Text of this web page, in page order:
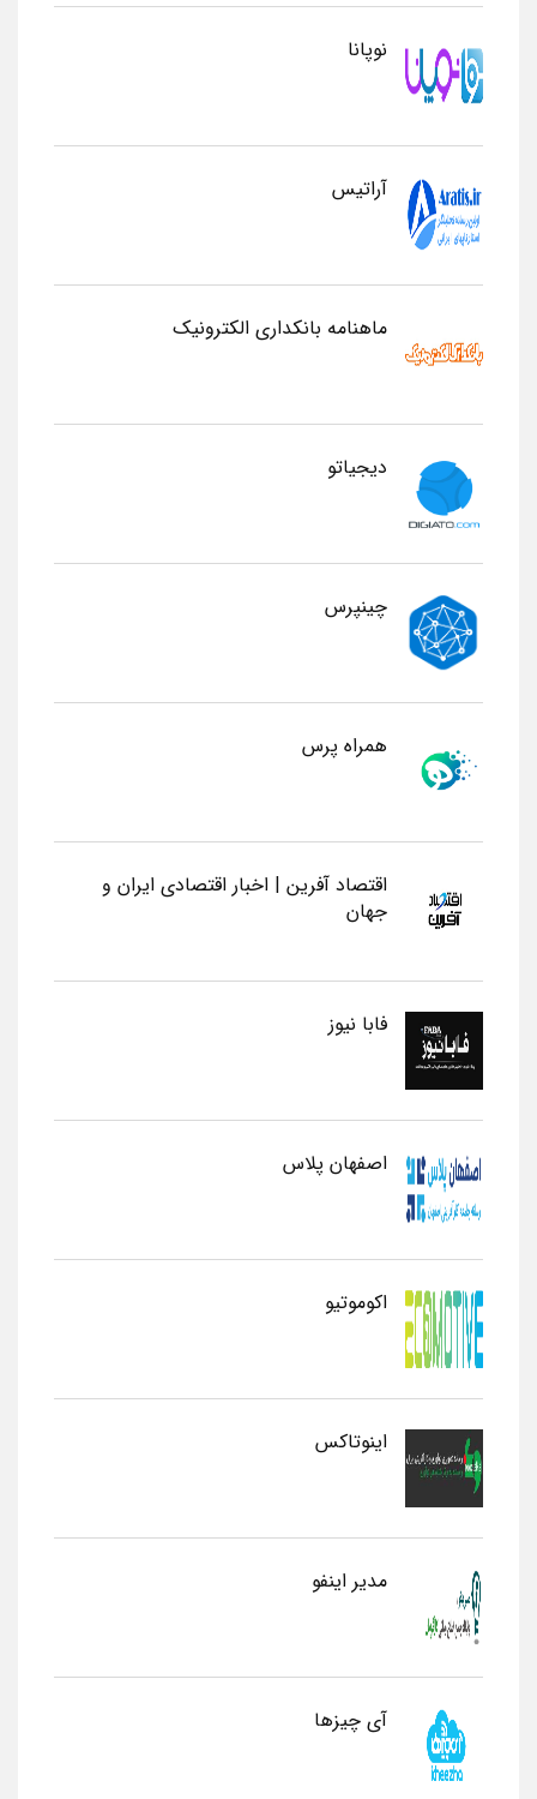
نوپانا
آراتیس
ماهنامه بانکداری الکترونیک
دیجیاتو
چینپرس
همراه پرس
اقتصاد آفرین | اخبار اقتصادی ایران و
جهان
فابا نیوز
اصفهان پلاس
اکوموتیو
اینوتاکس
مدیر اینفو
آی چیزها